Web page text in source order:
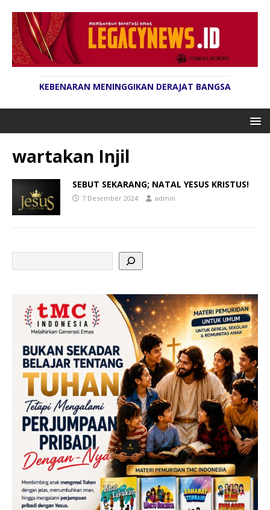
KEBENARAN MENINGGIKAN DERAJAT BANGSA
wartakan Injil
SEBUT SEKARANG; NATAL YESUS KRISTUS!
7 Desember 2024 admin